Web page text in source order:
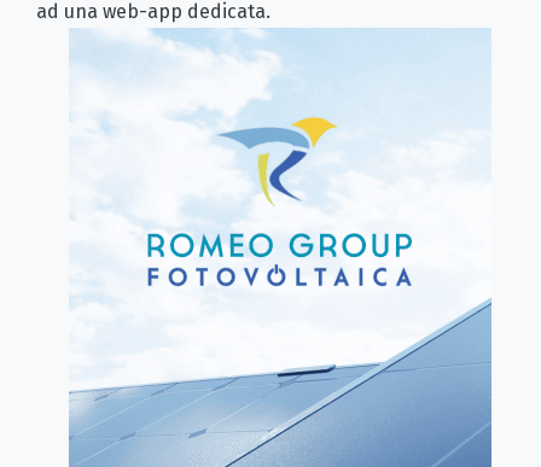
ad una web-app dedicata.